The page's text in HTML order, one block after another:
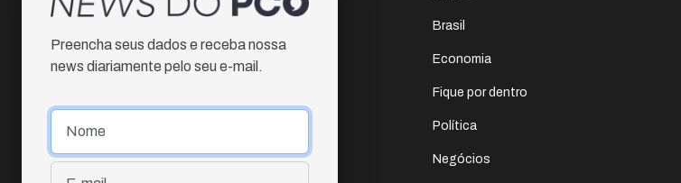
Instagram
Facebook
Brasil
Economia
Fique por dentro
Política
Negócios
Preencha seus dados e receba nossa
news diariamente pelo seu e-mail.